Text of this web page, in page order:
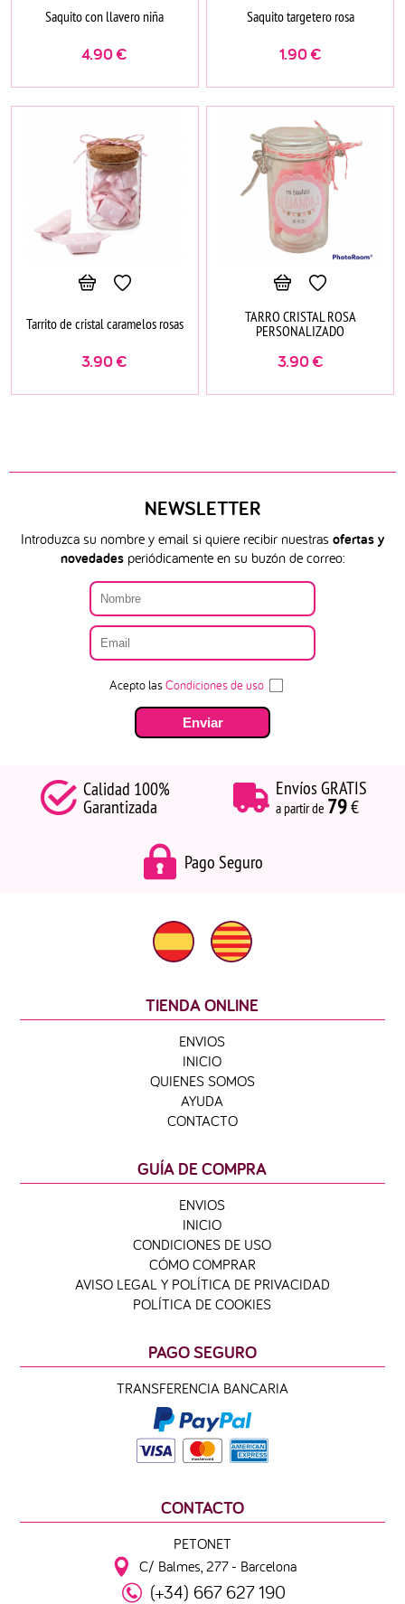
Saquito con llavero niña
4.90€
Saquito targetero rosa
1.90€
Tarrito de cristal caramelos rosas
3.90€
TARRO CRISTAL ROSA
PERSONALIZADO
3.90€
NEWSLETTER
Introduzca su nombre y email si quiere recibir nuestras ofertas y
novedadesperiódicamente en su buzón de correo:
Acepto lasCondiciones de uso
Calidad 100%
Garantizada
Envíos GRATIS
a partir de 79€
Pago Seguro
TIENDA ONLINE
ENVIOS
INICIO
QUIENES SOMOS
AYUDA
CONTACTO
GUÍA DE COMPRA
ENVIOS
INICIO
CONDICIONES DE USO
CÓMO COMPRAR
AVISO LEGAL Y POLÍTICA DE PRIVACIDAD
POLÍTICA DE COOKIES
PAGO SEGURO
TRANSFERENCIA BANCARIA
CONTACTO
PETONET
C/ Balmes, 277 - Barcelona
(+34) 667 627 190